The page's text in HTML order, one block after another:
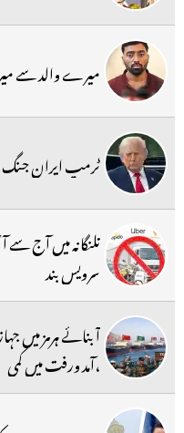
میرے والد سے
ٹرمپ ایران
تلنگانہ میں آج سے
سرویس بند
آبنائے ہرمز میں
،آمد ورفت میں کمی